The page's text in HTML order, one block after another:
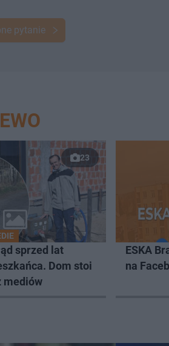
pytanie
23
sprzed lat
Dom stoi
mediów
ESKA
na